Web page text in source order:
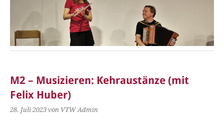
M2 – Musizieren: Kehraustänze (mit
Felix Huber)
28. Juli 2023 von VTW Admin